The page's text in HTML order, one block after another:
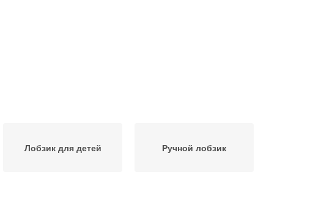
Лобзик для детей Ручной лобзик